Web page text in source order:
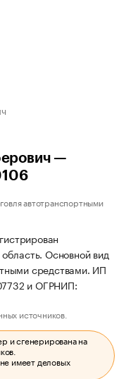
—
автотранспортными
Основной вид
средствами. ИП
и ОГРНИП:
источников.
и сгенерирована на
имеет деловых